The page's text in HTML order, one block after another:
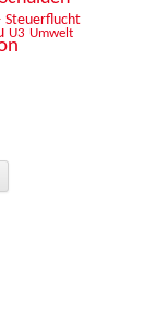
Steuerflucht
U3 Umwelt